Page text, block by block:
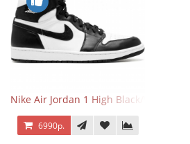
Nike Air Jordan 1 High Black/White
6990р.